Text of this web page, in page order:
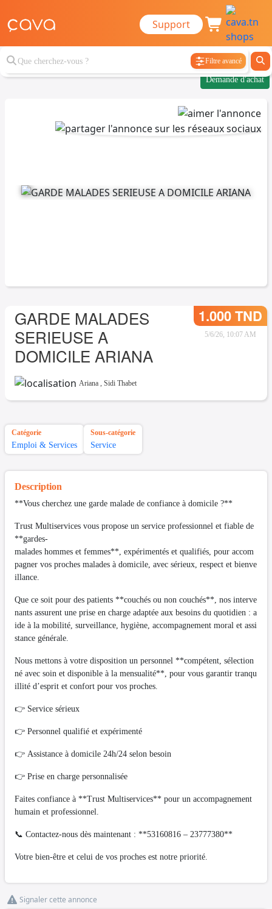
Support
Filtre avancé
Demande d'achat
GARDE MALADES
SERIEUSE A
DOMICILE ARIANA
1.000 TND
5/6/26, 10:07 AM
Ariana , Sidi Thabet
Catégorie
Emploi & Services
Sous-catégorie
Service
Description
**Vous cherchez une garde malade de confiance à domicile ?**
Trust Multiservices vous propose un service professionnel et fiable de
**gardes-
malades hommes et femmes**, expérimentés et qualifiés, pour accom
pagner vos proches malades à domicile, avec sérieux, respect et bienve
illance.
Que ce soit pour des patients **couchés ou non couchés**, nos interve
nants assurent une prise en charge adaptée aux besoins du quotidien : a
ide à la mobilité, surveillance, hygiène, accompagnement moral et assi
stance générale.
Nous mettons à votre disposition un personnel **compétent, sélection
né avec soin et disponible à la mensualité**, pour vous garantir tranqu
illité d’esprit et confort pour vos proches.
👉 Service sérieux
👉 Personnel qualifié et expérimenté
👉 Assistance à domicile 24h/24 selon besoin
👉 Prise en charge personnalisée
Faites confiance à **Trust Multiservices** pour un accompagnement
humain et professionnel.
📞 Contactez-nous dès maintenant : **53160816 – 23777380**
Votre bien-être et celui de vos proches est notre priorité.
Signaler cette annonce